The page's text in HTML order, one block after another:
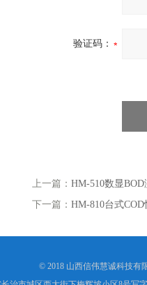
验证码：
上一篇： HM-510数显BOD
下一篇： HM-810台式
© 2018 山西信伟慧诚科技有